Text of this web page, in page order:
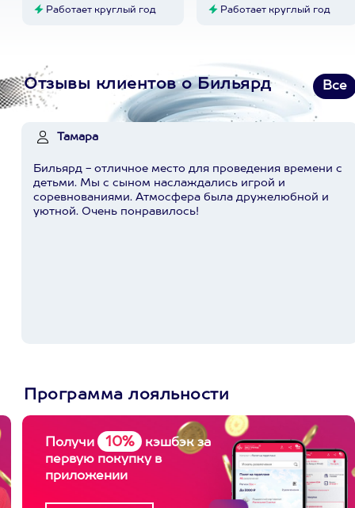
Работает круглый год Работает круглый год
Отзывы клиентов о Бильярд Все
Тамара
Бильярд - отличное место для проведения времени с
детьми. Мы с сыном наслаждались игрой и
соревнованиями. Атмосфера была дружелюбной и
уютной. Очень понравилось!
Программа лояльности
Получи 10%
кэшбэк за
первую покупку в
приложении